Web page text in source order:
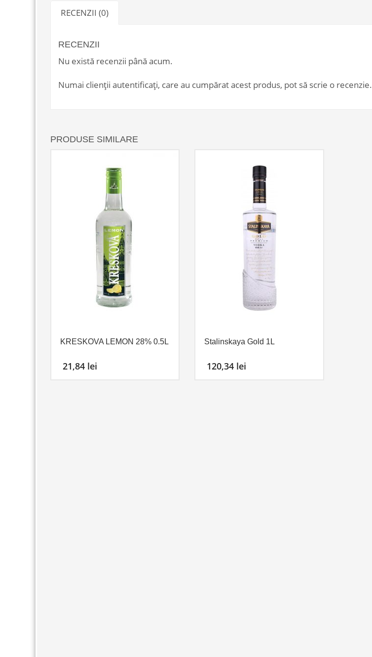
RECENZII (0)
RECENZII
Nu există recenzii până acum.
Numai clienții autentificați, care au cumpărat acest produs, pot să scrie o recenzie.
PRODUSE SIMILARE
KRESKOVA LEMON 28% 0.5L
21,84 lei
Stalinskaya Gold 1L
120,34 lei